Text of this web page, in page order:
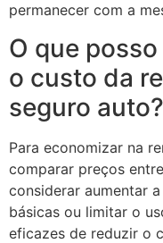
permanecer com a
O que
o custo da
seguro auto?
Para economizar na
comparar preços
considerar aumentar
básicas ou limitar o
eficazes de reduzir o